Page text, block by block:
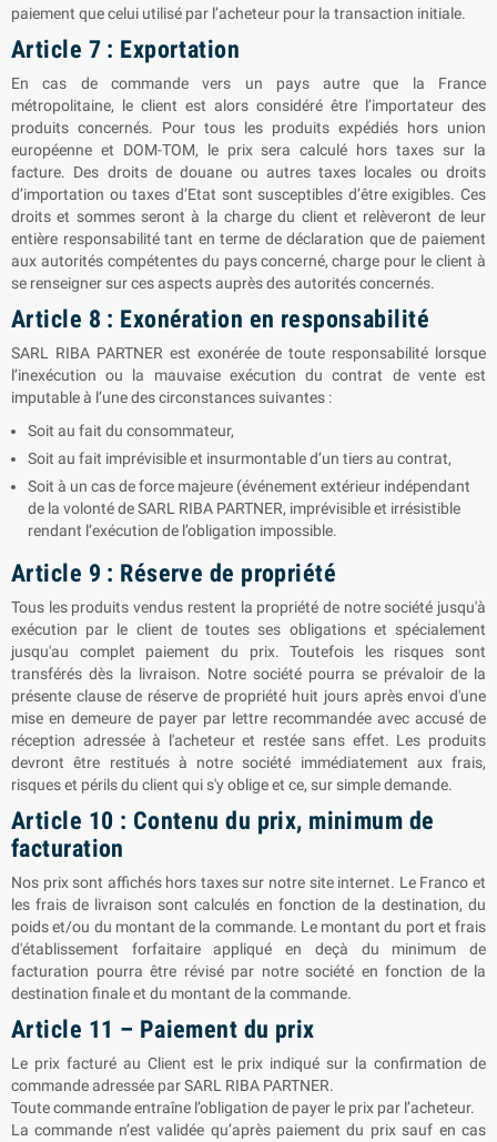
paiement que celui utilisé par l’acheteur pour la transaction initiale.
Article 7 : Exportation
En cas de commande vers un pays autre que la France
métropolitaine, le client est alors considéré être l’importateur des
produits concernés. Pour tous les produits expédiés hors union
européenne et DOM-TOM, le prix sera calculé hors taxes sur la
facture. Des droits de douane ou autres taxes locales ou droits
d’importation ou taxes d’Etat sont susceptibles d’être exigibles. Ces
droits et sommes seront à la charge du client et relèveront de leur
entière responsabilité tant en terme de déclaration que de paiement
aux autorités compétentes du pays concerné, charge pour le client à
se renseigner sur ces aspects auprès des autorités concernés.
Article 8 : Exonération en responsabilité
SARL RIBA PARTNER est exonérée de toute responsabilité lorsque
l’inexécution ou la mauvaise exécution du contrat de vente est
imputable à l’une des circonstances suivantes :
Soit au fait du consommateur,
Soit au fait imprévisible et insurmontable d’un tiers au contrat,
Soit à un cas de force majeure (événement extérieur indépendant
de la volonté de SARL RIBA PARTNER, imprévisible et irrésistible
rendant l’exécution de l’obligation impossible.
Article 9 : Réserve de propriété
Tous les produits vendus restent la propriété de notre société jusqu'à
exécution par le client de toutes ses obligations et spécialement
jusqu'au complet paiement du prix. Toutefois les risques sont
transférés dès la livraison. Notre société pourra se prévaloir de la
présente clause de réserve de propriété huit jours après envoi d'une
mise en demeure de payer par lettre recommandée avec accusé de
réception adressée à l'acheteur et restée sans effet. Les produits
devront être restitués à notre société immédiatement aux frais,
risques et périls du client qui s'y oblige et ce, sur simple demande.
Article 10 : Contenu du prix, minimum de
facturation
Nos prix sont affichés hors taxes sur notre site internet. Le Franco et
les frais de livraison sont calculés en fonction de la destination, du
poids et/ou du montant de la commande. Le montant du port et frais
d'établissement forfaitaire appliqué en deçà du minimum de
facturation pourra être révisé par notre société en fonction de la
destination finale et du montant de la commande.
Article 11 – Paiement du prix
Le prix facturé au Client est le prix indiqué sur la confirmation de
commande adressée par SARL RIBA PARTNER.
Toute commande entraîne l’obligation de payer le prix par l’acheteur.
La commande n’est validée qu’après paiement du prix sauf en cas